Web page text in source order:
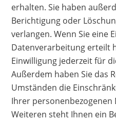
erhalten. Sie haben
Berichtigung oder
verlangen. Wenn Sie eine
Datenverarbeitung erteilt
Einwilligung jederzeit für
Außerdem haben Sie das
Umständen die
Ihrer personenbezogenen
Weiteren steht Ihnen ein